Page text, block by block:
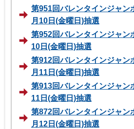
第951回バレンタインジャン
月10日(金曜日)抽選
第952回バレンタインジャン
10日(金曜日)抽選
第912回バレンタインジャン
月11日(金曜日)抽選
第913回バレンタインジャン
11日(金曜日)抽選
第872回バレンタインジャン
月12日(金曜日)抽選